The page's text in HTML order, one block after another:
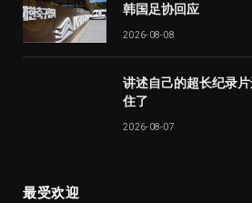
韩国足协回应
2026-08-08
讲述自己的超长纪录
住了
2026-08-07
最受欢迎